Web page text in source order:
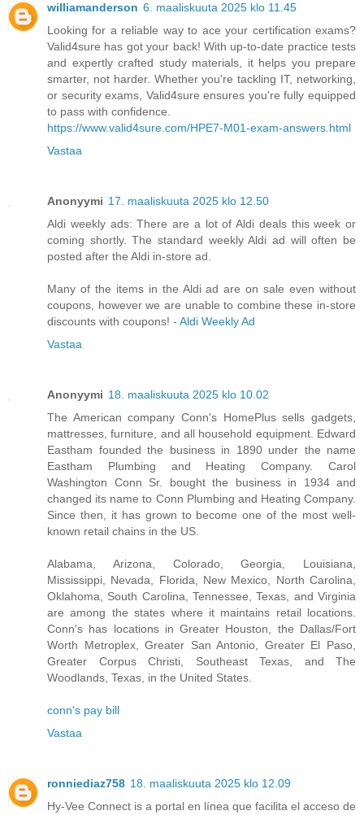
williamanderson 6. maaliskuuta 2025 klo 11.45
Looking for a reliable way to ace your certification exams?
Valid4sure has got your back! With up-to-date practice tests
and expertly crafted study materials, it helps you prepare
smarter, not harder. Whether you're tackling IT, networking,
or security exams, Valid4sure ensures you're fully equipped
to pass with confidence.
https://www.valid4sure.com/HPE7-M01-exam-answers.html
Vastaa
Anonyymi 17. maaliskuuta 2025 klo 12.50
Aldi weekly ads: There are a lot of Aldi deals this week or
coming shortly. The standard weekly Aldi ad will often be
posted after the Aldi in-store ad.
Many of the items in the Aldi ad are on sale even without
coupons, however we are unable to combine these in-store
discounts with coupons! - Aldi Weekly Ad
Vastaa
Anonyymi 18. maaliskuuta 2025 klo 10.02
The American company Conn's HomePlus sells gadgets,
mattresses, furniture, and all household equipment. Edward
Eastham founded the business in 1890 under the name
Eastham Plumbing and Heating Company. Carol
Washington Conn Sr. bought the business in 1934 and
changed its name to Conn Plumbing and Heating Company.
Since then, it has grown to become one of the most well-
known retail chains in the US.
Alabama, Arizona, Colorado, Georgia, Louisiana,
Mississippi, Nevada, Florida, New Mexico, North Carolina,
Oklahoma, South Carolina, Tennessee, Texas, and Virginia
are among the states where it maintains retail locations.
Conn's has locations in Greater Houston, the Dallas/Fort
Worth Metroplex, Greater San Antonio, Greater El Paso,
Greater Corpus Christi, Southeast Texas, and The
Woodlands, Texas, in the United States.
conn's pay bill
Vastaa
ronniediaz758 18. maaliskuuta 2025 klo 12.09
Hy-Vee Connect is a portal en línea que facilita el acceso de